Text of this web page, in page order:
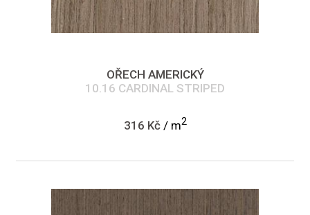
OŘECH AMERICKÝ
10.16 CARDINAL STRIPED
316 Kč/ m2